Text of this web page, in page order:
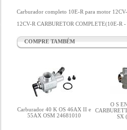
Carburador completo 10E-R para motor
12CV-R CARBURETOR COMPLETE(10E-
COMPRE TAMBÉM
Carburador 40 K OS 46AX II e
55AX OSM 24681010
O S
SX